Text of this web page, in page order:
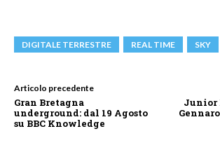
DIGITALE TERRESTRE REAL TIME SKY
Articolo precedente
Gran Bretagna
underground: dal 19 Agosto
su BBC Knowledge
Junior